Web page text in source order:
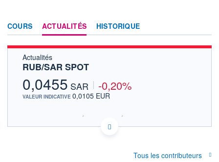
COURS ACTUALITÉS HISTORIQUE
Actualités
RUB/SAR SPOT
0,0455 SAR -0,20%
VALEUR INDICATIVE 0,0105 EUR
SIX - FOREX 2 DONNÉES TEMPS RÉEL
Politique d'exécution
Tous les contributeurs